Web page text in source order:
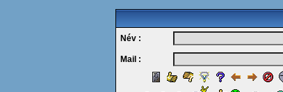
Név :
Mail :